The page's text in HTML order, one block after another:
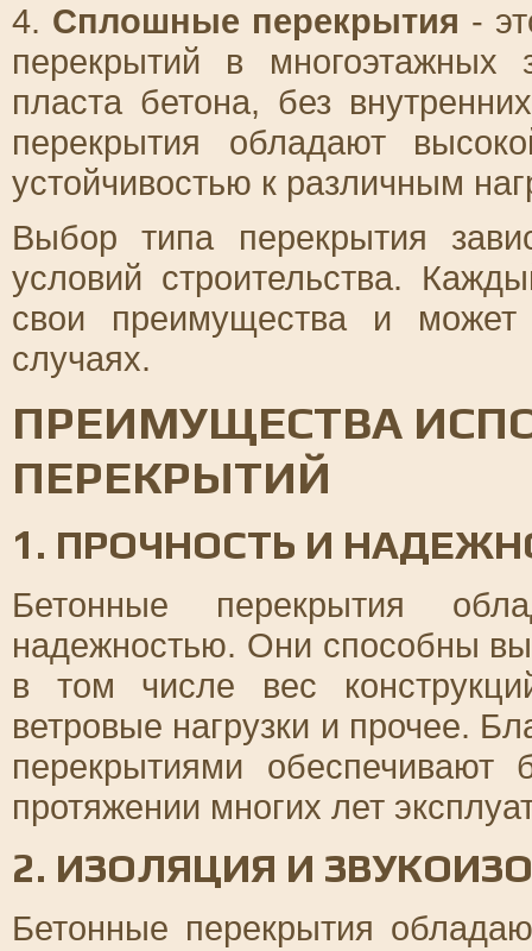
4. Сплошные перекрытия -
перекрытий в многоэтажных
пласта бетона, без
перекрытия обладают
устойчивостью к различным
Выбор типа перекрытия
условий строительства.
свои преимущества и
случаях.
ПРЕИМУЩЕСТВА
ПЕРЕКРЫТИЙ
1. ПРОЧНОСТЬ И
Бетонные перекрытия
надежностью. Они способны
в том числе вес
ветровые нагрузки и прочее.
перекрытиями обеспечивают
протяжении многих лет
2. ИЗОЛЯЦИЯ И
Бетонные перекрытия